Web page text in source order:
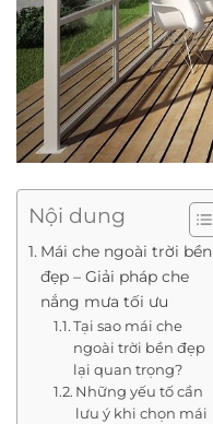
Nội dung
Mái che ngoài trời bền
đẹp – Giải pháp che
nắng mưa tối ưu
Tại sao mái che
ngoài trời bền đẹp
lại quan trọng?
Những yếu tố cần
lưu ý khi chọn mái